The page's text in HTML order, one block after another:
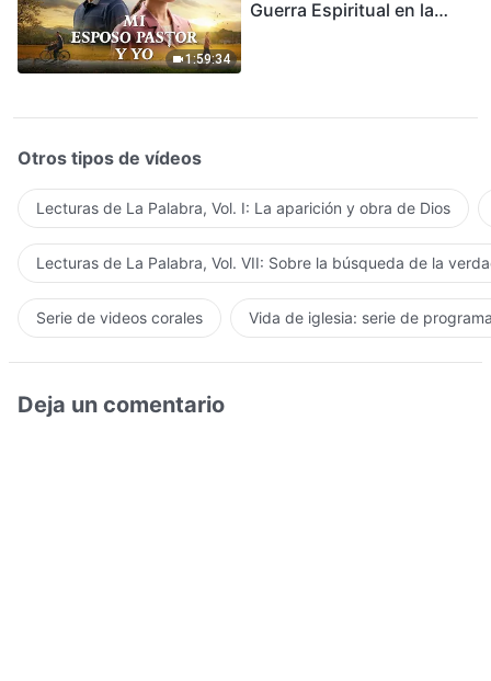
1:59:34
Guerra Espiritual en la
Otros tipos de vídeos
Lecturas de La Palabra, Vol. I: La aparición y obra de Dios
Lecturas de La Palabra, Vol. VII: Sobre la búsqueda de la
Serie de videos corales Vida de iglesia: serie de
Deja un comentario